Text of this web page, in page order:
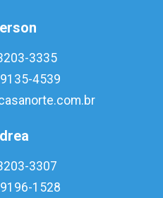
3335
4539
3307
1528